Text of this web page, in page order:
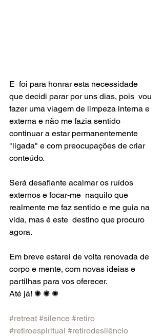
E  foi para honrar esta necessidade
que decidi parar por uns dias, pois  vou
fazer uma viagem de limpeza interna e
externa e não me fazia sentido
continuar a estar permanentemente
"ligada" e com preocupações de criar
conteúdo.
Será desafiante acalmar os ruídos
externos e focar-me  naquilo que
realmente me faz sentido e me guia na
vida, mas é este  destino que procuro
agora.
Em breve estarei de volta renovada de
corpo e mente, com novas ideias e
partilhas para vos oferecer.
Até já! ✺ ✺ ✺
#retreat #silence #retiro
#retiroespiritual #retirodesilêncio